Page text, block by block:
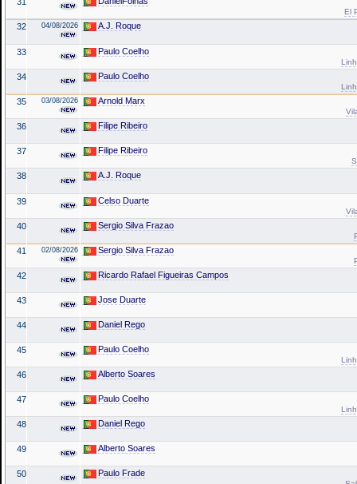
El
32 04/08/2026 A.J. Roque
33 Paulo Coelho
34 Paulo Coelho
35 03/08/2026 Arnold Marx
36 Filipe Ribeiro
37 Filipe Ribeiro
38 A.J. Roque
39 Celso Duarte
40 Sergio Silva Frazao
41 02/08/2026 Sergio Silva Frazao
42 Ricardo Rafael Figueiras Campos
43 Jose Duarte
44 Daniel Rego
45 Paulo Coelho
46 Alberto Soares
47 Paulo Coelho
48 Daniel Rego
49 Alberto Soares
50 Paulo Frade